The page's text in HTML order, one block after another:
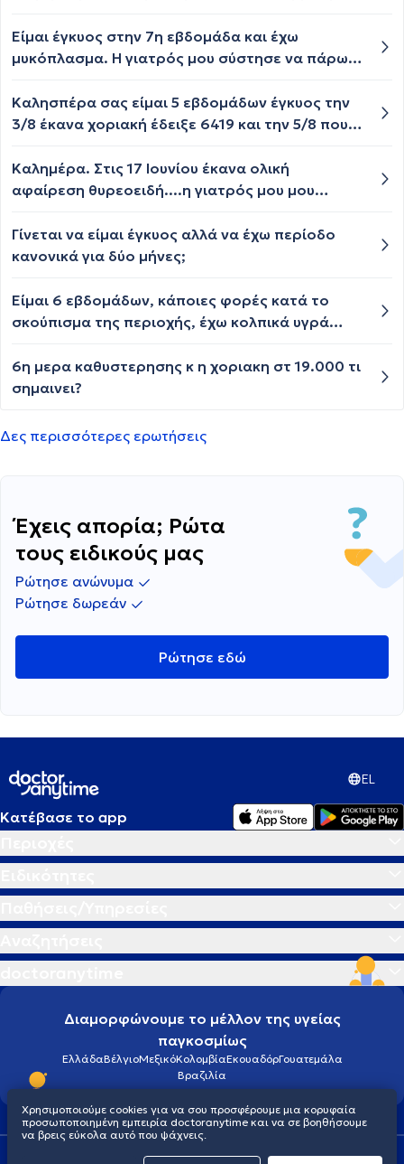
είναι ακίνδυνη για το έμβρυο;; Σας ευχαριστώ
πολύ.
Είμαι έγκυος στην 7η εβδομάδα και έχω
μυκόπλασμα. Η γιατρός μου σύστησε να πάρω
αποτελεσματική. Δεν υπάρχει άλλη αντιβίωση
που να είναι αποτελεσματική και να
Καλησπέρα σας είμαι 5 εβδομάδων έγκυος την
3/8 έκανα χοριακή έδειξε 6419 και την 5/8 που
η μονάδες και αυτό λίγο με ανησυχεί την
Δευτέρα έχω ραντεβού με τον γυναικολόγο για
ξανακάνω και αύριο μια χοριακή εξέταση;
Καλημέρα. Στις 17 Ιουνίου έκανα ολική
αφαίρεση θυρεοειδή....η γιατρός μου μου
ήταν χαμηλό...με αποτέλεσμα να έχω θέμα με
δυσκοιλιότητα...! Στις 27 μου ήρθε περίοδος και
μέρες αργότερα όμως είχα έντονο πόνο στο
στομάχι που με οδήγησε στο νοσοκομείο και
κοιλιάς.....σήμερα έχω 8 μέρες
καθυστέρηση.....στην περίπτωση εγκυμοσύνης
έμβρυο? Ευχαριστώ εκ των προτέρων!
Γίνεται να είμαι έγκυος αλλά να έχω περίοδο
κανονικά για δύο μήνες;
Είμαι 6 εβδομάδων, κάποιες φορές κατά το
σκούπισμα της περιοχής, έχω κολπικά υγρά
εμφανίζονται και σε αυτό το χρώμα . Να
ανησυχήσω ;;
6η μερα καθυστερησης κ η χοριακη στ 19.000 τι
σημαινει?
Δες περισσότερες ερωτήσεις
Έχεις απορία; Ρώτα
τους ειδικούς μας
Ρώτησε ανώνυμα
Ρώτησε δωρεάν
Ρώτησε εδώ
EL
Κατέβασε το app
Διαμορφώνουμε το μέλλον της υγείας
παγκοσμίως
ΕλλάδαΒέλγιοΜεξικόΚολομβίαΕκουαδόρΓουατεμάλα
Βραζιλία
Πολιτική προστασίας προσωπικού απορρήτου
Χρησιμοποιούμε cookies για να σου προσφέρουμε μια κορυφαία
προσωποποιημένη εμπειρία doctoranytime και να σε βοηθήσουμε
να βρεις εύκολα αυτό που ψάχνεις.